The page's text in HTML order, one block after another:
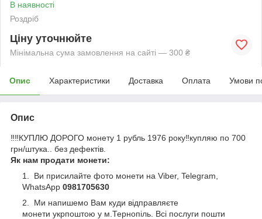
В наявності
Роздріб
Ціну уточнюйте
Мінімальна сума замовлення на сайті — 300 ₴
Опис Характеристики Доставка Оплата Умови
Опис
‼️‼️КУПЛЮ ДОРОГО монету 1 рубль 1976 року‼️купляю по 700
грн/штука.. без дефектів.
Як нам продати монети:
Ви присилайте фото монети на Viber, Telegram,
WhatsApp 0981705630
Ми напишемо Вам куди відправляєте
монети укрпоштою у м.Тернопіль. Всі послуги пошти